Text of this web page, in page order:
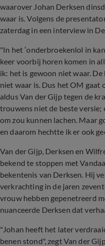
waarover Johan Derksen
waar is. Volgens de
zaterdag in een interview in
"In het ’onderbroekenlol in
keer voorbij horen komen in
ik: het is gewoon niet waar.
niet waar is. Dus het OM gaat
aldus Van der Gijp tegen de
trouwens niet de beste versie;
om zou kunnen lachen. Maar
en daarom hechtte ik er ook
Van der Gijp, Derksen en
bekend te stoppen met
bekentenis van Derksen. Hij
verkrachting in de jaren
vrouw hebben gepenetreerd
nuanceerde Derksen dat
"Johan heeft het later
benen stond", zegt Van der